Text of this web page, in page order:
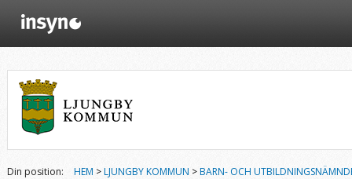
Din position: HEM > LJUNGBY KOMMUN >BARN- OCH